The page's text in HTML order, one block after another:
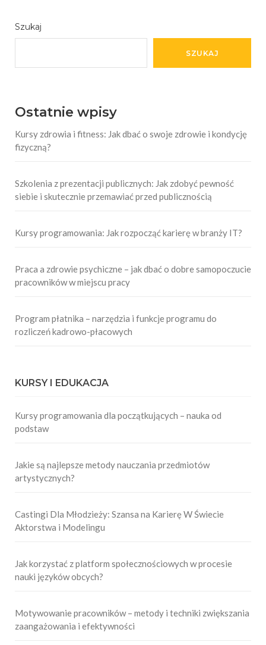
Szukaj
SZUKAJ
Ostatnie wpisy
Kursy zdrowia i fitness: Jak dbać o swoje zdrowie i kondycję
fizyczną?
Szkolenia z prezentacji publicznych: Jak zdobyć pewność
siebie i skutecznie przemawiać przed publicznością
Kursy programowania: Jak rozpocząć karierę w branży IT?
Praca a zdrowie psychiczne – jak dbać o dobre samopoczucie
pracowników w miejscu pracy
Program płatnika – narzędzia i funkcje programu do
rozliczeń kadrowo-płacowych
KURSY I EDUKACJA
Kursy programowania dla początkujących – nauka od
podstaw
Jakie są najlepsze metody nauczania przedmiotów
artystycznych?
Castingi Dla Młodzieży: Szansa na Karierę W Świecie
Aktorstwa i Modelingu
Jak korzystać z platform społecznościowych w procesie
nauki języków obcych?
Motywowanie pracowników – metody i techniki zwiększania
zaangażowania i efektywności